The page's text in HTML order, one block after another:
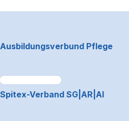
Ausbildungsverbund Pflege
Link zum Premiumpartner: Allianz
Spitex-Verband SG|AR|AI